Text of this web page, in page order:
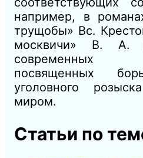
например, в
трущобы» Вс.
москвичи» В. А.
современных
посвященных
уголовного
миром.
Статьи по